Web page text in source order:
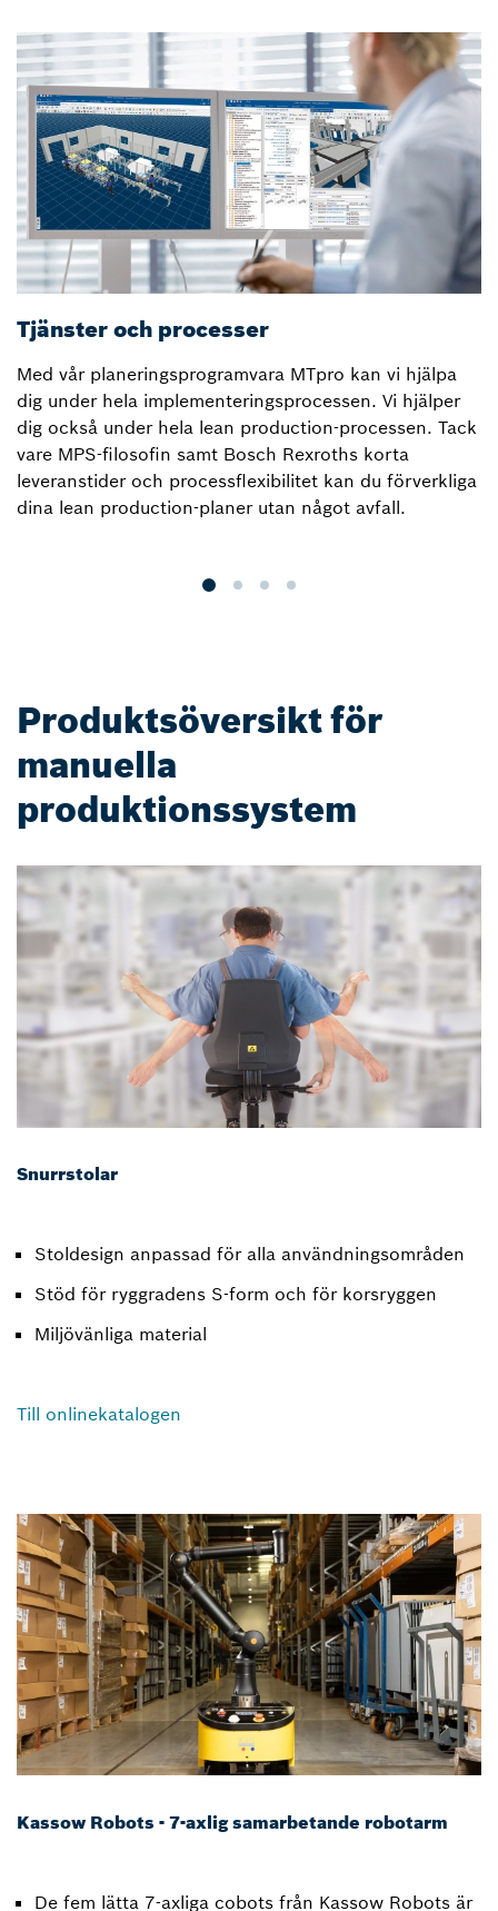
Tjänster och processer
Med vår planeringsprogramvara MTpro kan vi hjälpa
dig under hela implementeringsprocessen. Vi hjälper
dig också under hela lean production-processen. Tack
vare MPS-filosofin samt Bosch Rexroths korta
leveranstider och processflexibilitet kan du förverkliga
dina lean production-planer utan något avfall.
Produktsöversikt för
manuella
produktionssystem
Snurrstolar
Stoldesign anpassad för alla användningsområden
Stöd för ryggradens S-form och för korsryggen
Miljövänliga material
Till onlinekatalogen
Kassow Robots - 7-axlig samarbetande robotarm
De fem lätta 7-axliga cobots från Kassow Robots är